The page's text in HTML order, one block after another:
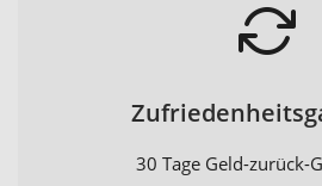
30 Tage Geld-zurück-